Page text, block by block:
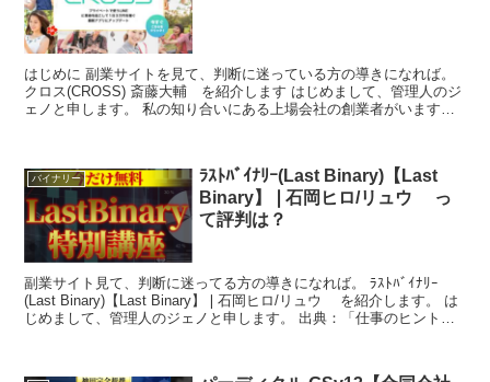
はじめに 副業サイトを見て、判断に迷っている方の導きになれば。
クロス(CROSS) 斎藤大輔 を紹介します はじめまして、管理人のジ
ェノと申します。 私の知り合いにある上場会社の創業者がいます。
バイナリー
ﾗｽﾄﾊﾞｲﾅﾘｰ(Last Binary)【Last
Binary】❘石岡ヒロ/リュウ っ
て評判は？
副業サイト見て、判断に迷ってる方の導きになれば。 ﾗｽﾄﾊﾞｲﾅﾘｰ
(Last Binary)【Last Binary】❘石岡ヒロ/リュウ を紹介します。 は
じめまして、管理人のジェノと申します。 出典：「仕事のヒント」